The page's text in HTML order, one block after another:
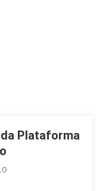
Plataforma